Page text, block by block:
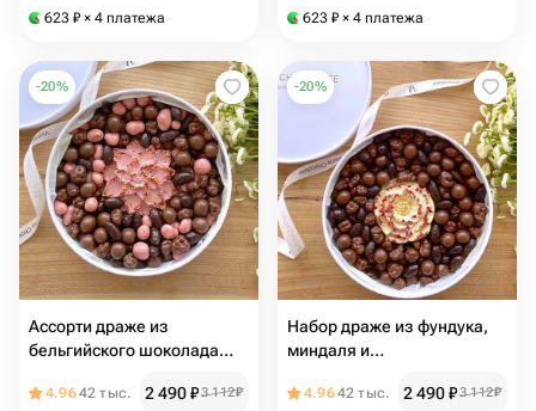
623 ₽ × 4 платежа 623 ₽ × 4 платежа
-20%
Ассорти драже из
бельгийского шоколада
4.9642 тыс. 2 490₽3 112₽
-20%
Набор драже из фундука,
миндаля и
в шоколаде "Пион"
4.9642 тыс. 2 490₽3 112₽